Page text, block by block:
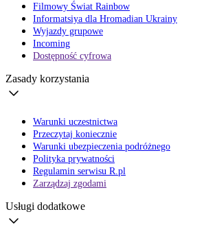
Filmowy Świat Rainbow
Informatsiya dla Hromadian Ukrainy
Wyjazdy grupowe
Incoming
Dostępność cyfrowa
Zasady korzystania
Warunki uczestnictwa
Przeczytaj koniecznie
Warunki ubezpieczenia podróżnego
Polityka prywatności
Regulamin serwisu R.pl
Zarządzaj zgodami
Usługi dodatkowe